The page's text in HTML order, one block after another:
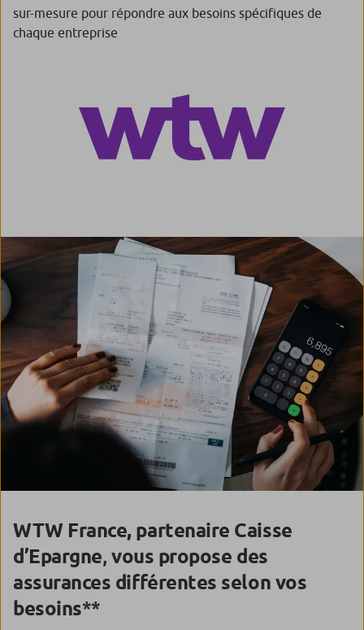
sur-mesure pour répondre aux besoins spécifiques de
chaque entreprise
WTW France, partenaire Caisse
d’Epargne, vous propose des
assurances différentes selon vos
besoins**